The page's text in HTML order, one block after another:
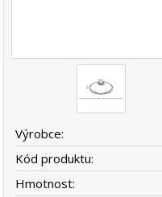
Výrobce:
Kód produktu:
Hmotnost: